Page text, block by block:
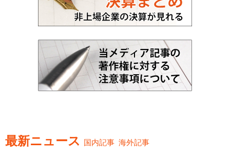
最新ニュース 国内記事 海外記事